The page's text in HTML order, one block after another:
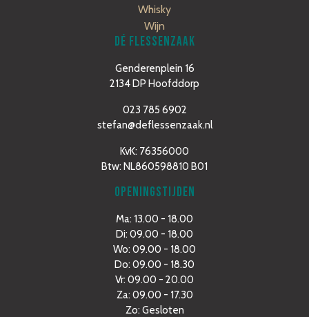
Whisky
Wijn
DÉ FLESSENZAAK
Genderenplein 16
2134 DP Hoofddorp
023 785 6902
stefan@deflessenzaak.nl
KvK: 76356000
Btw: NL860598810 B01
OPENINGSTIJDEN
Ma: 13.00 - 18.00
Di: 09.00 - 18.00
Wo: 09.00 - 18.00
Do: 09.00 - 18.30
Vr: 09.00 - 20.00
Za: 09.00 - 17.30
Zo: Gesloten